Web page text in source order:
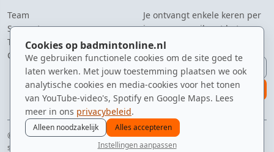
Cookies op badmintonline.nl
We gebruiken functionele cookies om de site goed te
laten werken. Met jouw toestemming plaatsen we ook
analytische cookies en media-cookies voor het tonen
van YouTube-video's, Spotify en Google Maps. Lees
meer in ons privacybeleid.
Alleen noodzakelijk
Alles accepteren
Instellingen aanpassen
Team
Supporters
Tip de redactie
Contact
Je ontvangt enkele keren per
jaar een e-mail met het
laatste badmintonnieuws.
E-mailadres
aanmelden
© 2010–2026 badmintonline.nl · sinds 2010 dé ontmoetingsplek voor
shuttlevreters